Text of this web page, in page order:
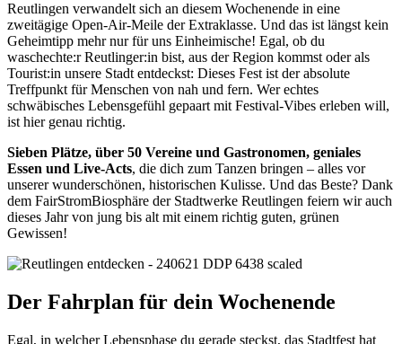
Reutlingen verwandelt sich an diesem Wochenende in eine
zweitägige Open-Air-Meile der Extraklasse. Und das ist längst kein
Geheimtipp mehr nur für uns Einheimische! Egal, ob du
waschechte:r Reutlinger:in bist, aus der Region kommst oder als
Tourist:in unsere Stadt entdeckst: Dieses Fest ist der absolute
Treffpunkt für Menschen von nah und fern. Wer echtes
schwäbisches Lebensgefühl gepaart mit Festival-Vibes erleben will,
ist hier genau richtig.
Sieben Plätze, über 50 Vereine und Gastronomen, geniales
Essen und Live-Acts, die dich zum Tanzen bringen – alles vor
unserer wunderschönen, historischen Kulisse. Und das Beste? Dank
dem FairStromBiosphäre der Stadtwerke Reutlingen feiern wir auch
dieses Jahr von jung bis alt mit einem richtig guten, grünen
Gewissen!
Der Fahrplan für dein Wochenende
Egal, in welcher Lebensphase du gerade steckst, das Stadtfest hat